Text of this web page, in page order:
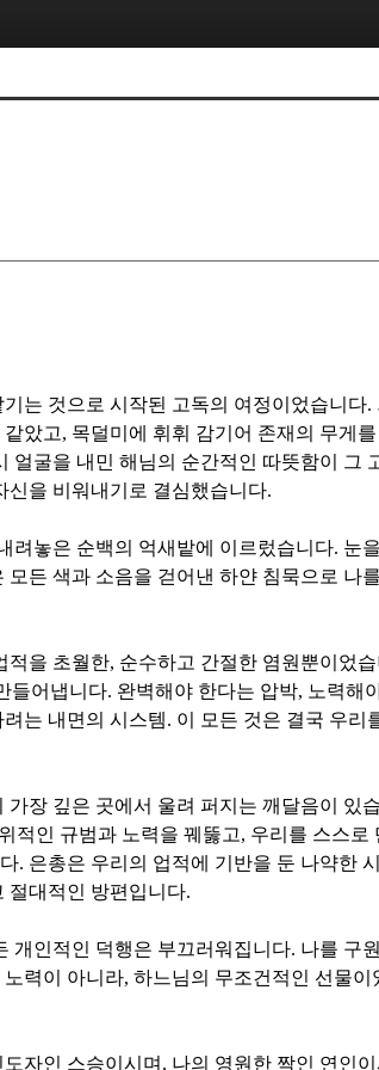
는 것으로 시작된 고독의 여정이었습니다.
았고, 목덜미에 휘휘 감기어 존재의 무게
얼굴을 내민 해님의 순간적인 따뜻함이 그
신을 비워내기로 결심했습니다.
려놓은 순백의 억새밭에 이르렀습니다. 눈
모든 색과 소음을 걷어낸 하얀 침묵으로 나
적을 초월한, 순수하고 간절한 염원뿐이었
들어냅니다. 완벽해야 한다는 압박, 노력해
는 내면의 시스템. 이 모든 것은 결국 우리
가장 깊은 곳에서 울려 퍼지는 깨달음이 있
적인 규범과 노력을 꿰뚫고, 우리를 스스로
. 은총은 우리의 업적에 기반을 둔 나약한
절대적인 방편입니다.
개인적인 덕행은 부끄러워집니다. 나를 구
노력이 아니라, 하느님의 무조건적인 선물이
도자인 스승이시며 , 나의 영원한 짝인 연인이